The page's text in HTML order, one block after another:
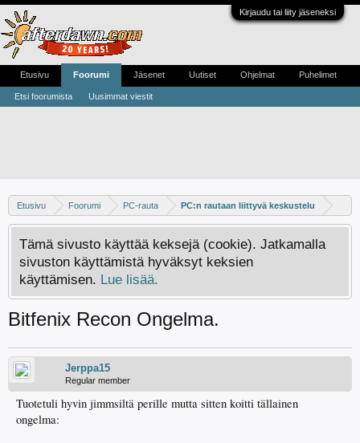
Kirjaudu tai liity jäseneksi
Etusivu Foorumi PC-rauta PC:n rautaan liittyvä keskustelu
Tämä sivusto käyttää keksejä (cookie). Jatkamalla
sivuston käyttämistä hyväksyt keksien
käyttämisen. Lue lisää.
Bitfenix Recon Ongelma.
Jerppa15
Regular member
Tuotetuli hyvin jimmsiltä perille mutta sitten koitti tällainen
ongelma:
Etusivu Foorumi
Etsi foorumista Uusimmat viestit
Jäsenet Uutiset Ohjelmat Puhelimet